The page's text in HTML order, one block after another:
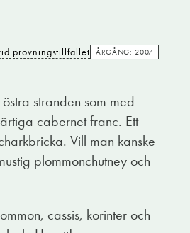
provningstillfället ÅRGÅNG: 2007
stranden som med
cabernet franc. Ett
Vill man kanske
plommonchutney och
cassis, korinter och